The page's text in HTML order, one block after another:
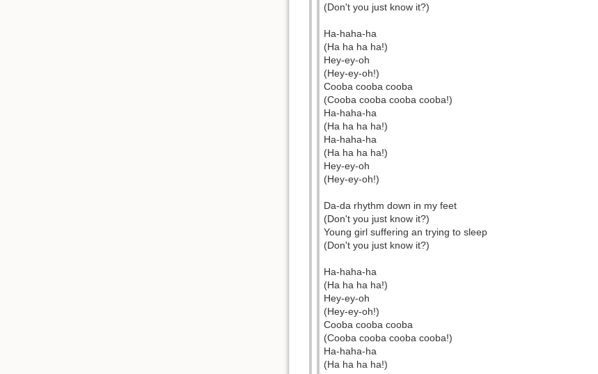
(Don't you just know it?)
Ha-haha-ha
(Ha ha ha ha!)
Hey-ey-oh
(Hey-ey-oh!)
Cooba cooba cooba
(Cooba cooba cooba cooba!)
Ha-haha-ha
(Ha ha ha ha!)
Ha-haha-ha
(Ha ha ha ha!)
Hey-ey-oh
(Hey-ey-oh!)
Da-da rhythm down in my feet
(Don't you just know it?)
Young girl suffering an trying to sleep
(Don't you just know it?)
Ha-haha-ha
(Ha ha ha ha!)
Hey-ey-oh
(Hey-ey-oh!)
Cooba cooba cooba
(Cooba cooba cooba cooba!)
Ha-haha-ha
(Ha ha ha ha!)